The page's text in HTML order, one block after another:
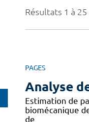
Résultats 1 à
PAGES
Analyse
Estimation de
biomécanique
de